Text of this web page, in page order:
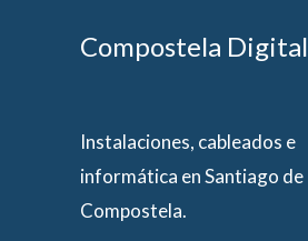
Compostela Digital
Instalaciones, cableados e
informática en Santiago de
Compostela.